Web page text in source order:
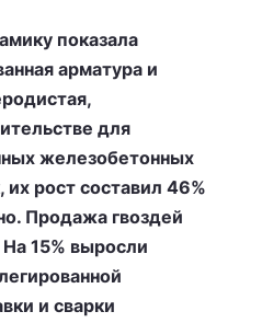
показала
арматура и
для
железобетонных
их рост составил 46%
Продажа гвоздей
15% выросли
и сварки